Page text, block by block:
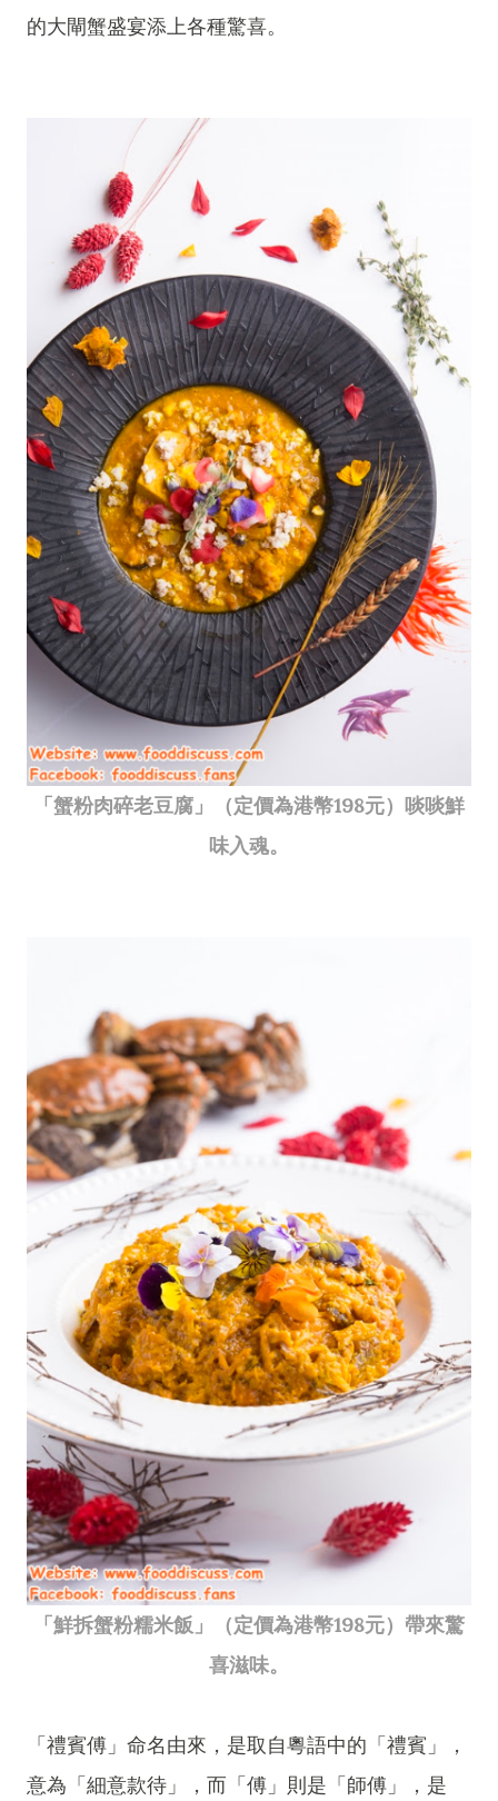
的大閘蟹盛宴添上各種驚喜。
「蟹粉肉碎老豆腐」（定價為港幣198元）啖啖鮮
味入魂。
「鮮拆蟹粉糯米飯」（定價為港幣198元）帶來驚
喜滋味。
「禮賓傅」命名由來，是取自粵語中的「禮賓」，
意為「細意款待」，而「傅」則是「師傅」，是